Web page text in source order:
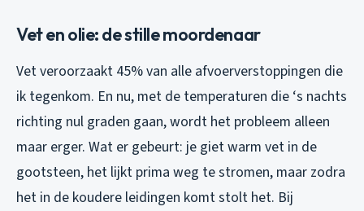
Vet en olie: de stille moordenaar
Vet veroorzaakt 45% van alle afvoerverstoppingen die
ik tegenkom. En nu, met de temperaturen die ‘s nachts
richting nul graden gaan, wordt het probleem alleen
maar erger. Wat er gebeurt: je giet warm vet in de
gootsteen, het lijkt prima weg te stromen, maar zodra
het in de koudere leidingen komt stolt het. Bij